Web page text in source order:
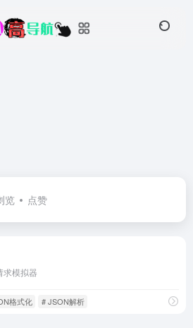
览 点赞
求模拟器
格式化 # JSON解析